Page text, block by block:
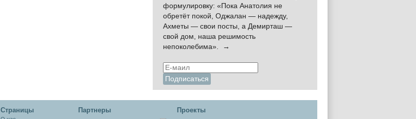
формулировку: «Пока Анатолия не
обретёт покой, Оджалан — надежду,
Ахметы — свои посты, а Демирташ —
свой дом, наша решимость
непоколебима». →
Cтраницы Партнеры Проекты